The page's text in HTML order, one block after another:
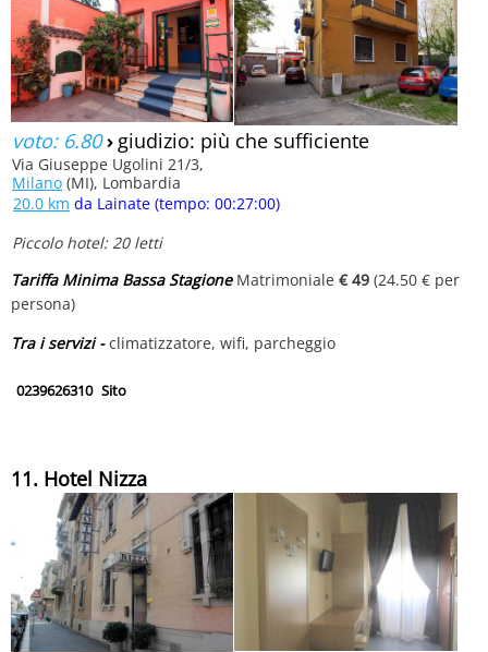
voto: 6.80› giudizio: più che sufficiente
Via Giuseppe Ugolini 21/3,
Milano (MI), Lombardia
20.0 km da Lainate (tempo: 00:27:00)
Piccolo hotel: 20 letti
Tariffa Minima Bassa StagioneMatrimoniale € 49 (24.50 € per
persona)
Tra i servizi -climatizzatore, wifi, parcheggio
0239626310 Sito
11. Hotel Nizza